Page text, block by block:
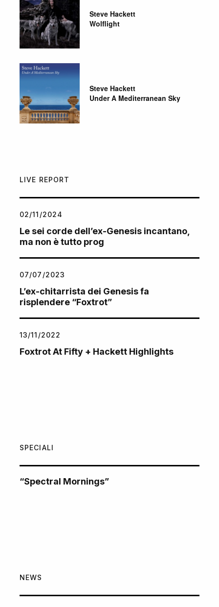
Steve Hackett
Wolflight
Steve Hackett
Under A Mediterranean Sky
LIVE REPORT
02/11/2024
Le sei corde dell’ex-Genesis incantano,
ma non è tutto prog
07/07/2023
L’ex-chitarrista dei Genesis fa
risplendere “Foxtrot”
13/11/2022
Foxtrot At Fifty + Hackett Highlights
SPECIALI
“Spectral Mornings”
NEWS